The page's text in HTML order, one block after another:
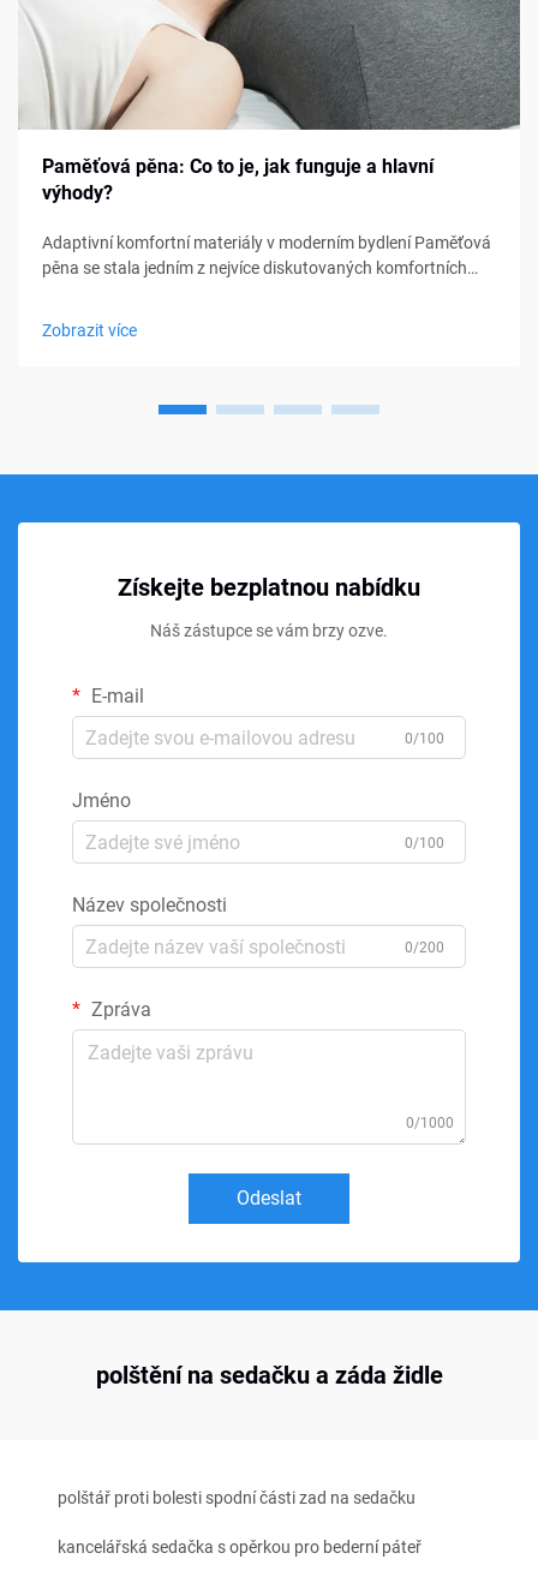
Paměťová pěna: Co to je, jak funguje a hlavní
výhody?
Adaptivní komfortní materiály v moderním bydlení Paměťová
pěna se stala jedním z nejvíce diskutovaných komfortních
Zobrazit více
Získejte bezplatnou nabídku
Náš zástupce se vám brzy ozve.
E-mail
0/100
Jméno
0/100
Název společnosti
0/200
Zpráva
0/1000
Odeslat
polštění na sedačku a záda židle
polštář proti bolesti spodní části zad na sedačku
kancelářská sedačka s opěrkou pro bederní páteř